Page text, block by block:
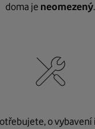
doma je neomezený.
o vybavení